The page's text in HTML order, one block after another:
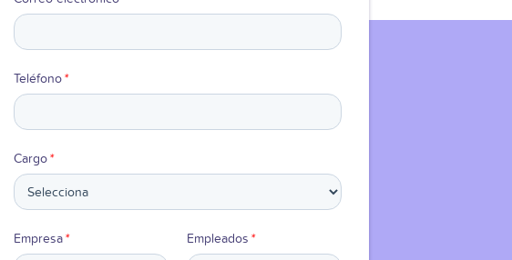
Teléfono*
Cargo*
Empresa* Empleados *